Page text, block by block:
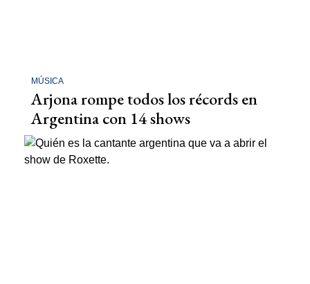
MÚSICA
Arjona rompe todos los récords en
Argentina con 14 shows